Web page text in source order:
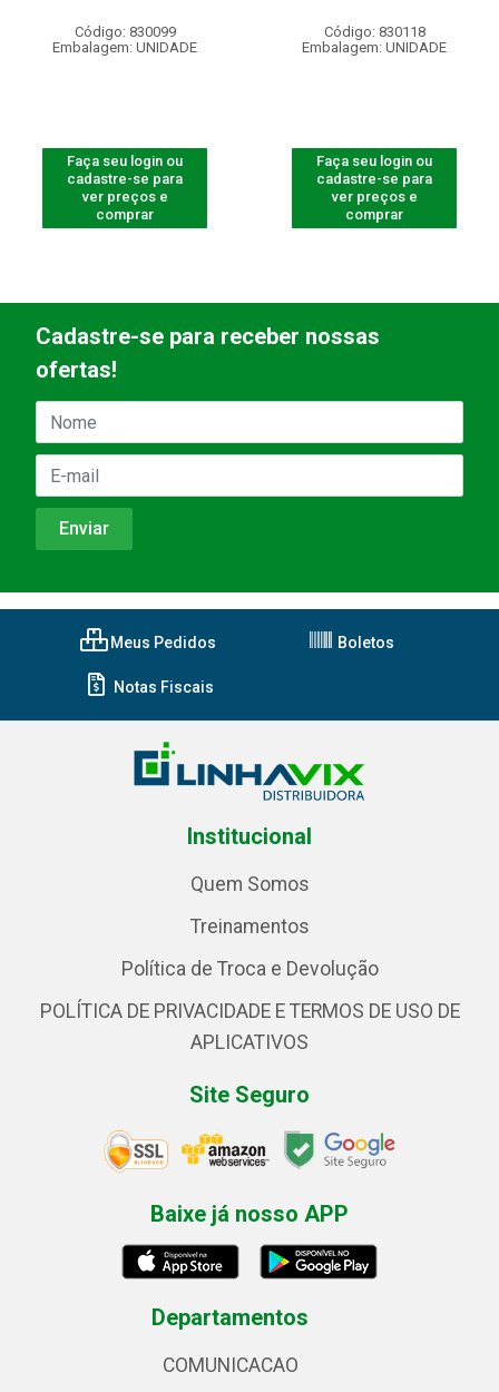
Código: 830099
Embalagem: UNIDADE
Faça seu login ou
cadastre-se para
ver preços e
comprar
Código: 830118
Embalagem: UNIDADE
Faça seu login ou
cadastre-se para
ver preços e
comprar
Cadastre-se para receber nossas
ofertas!
Meus Pedidos Boletos
Notas Fiscais
Institucional
Quem Somos
Treinamentos
Política de Troca e Devolução
POLÍTICA DE PRIVACIDADE E TERMOS DE USO DE
APLICATIVOS
Site Seguro
Baixe já nosso APP
Departamentos
COMUNICACAO